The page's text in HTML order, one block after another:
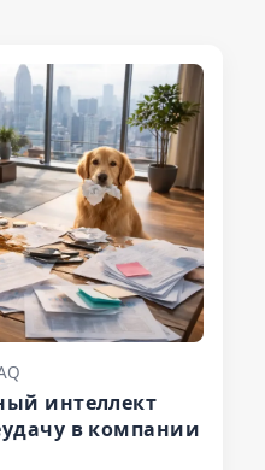
интеллект
в компании